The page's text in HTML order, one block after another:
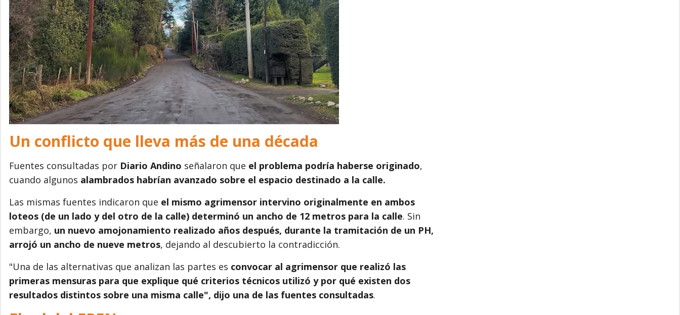
Un conflicto que lleva más de una década
Fuentes consultadas por Diario Andino señalaron que el problema podría haberse originado,
cuando algunos alambrados habrían avanzado sobre el espacio destinado a la calle.
Las mismas fuentes indicaron que el mismo agrimensor intervino originalmente en ambos
loteos (de un lado y del otro de la calle) determinó un ancho de 12 metros para la calle. Sin
embargo, un nuevo amojonamiento realizado años después, durante la tramitación de un PH,
arrojó un ancho de nueve metros, dejando al descubierto la contradicción.
"Una de las alternativas que analizan las partes es convocar al agrimensor que realizó las
primeras mensuras para que explique qué criterios técnicos utilizó y por qué existen dos
resultados distintos sobre una misma calle", dijo una de las fuentes consultadas.